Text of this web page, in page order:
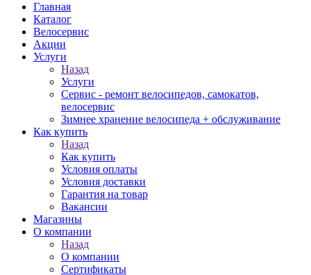
Главная
Каталог
Велосервис
Акции
Услуги
Назад
Услуги
Сервис - ремонт велосипедов, самокатов,
велосервис
Зимнее хранение велосипеда + обслуживание
Как купить
Назад
Как купить
Условия оплаты
Условия доставки
Гарантия на товар
Вакансии
Магазины
О компании
Назад
О компании
Сертификаты